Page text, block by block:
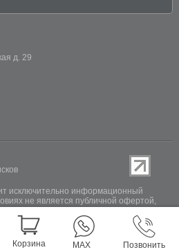
д. 29
исключительно информационный
не является публичной офертой,
о наличии шин и дисков на сайте
в сутки, но не включает в себя
Корзина MAX Позвонить